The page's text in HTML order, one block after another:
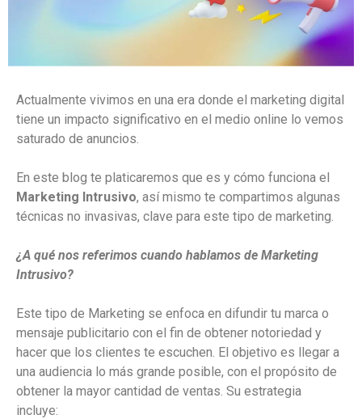
Actualmente vivimos en una era donde el marketing digital
tiene un impacto significativo en el medio online lo vemos
saturado de anuncios.
En este blog te platicaremos que es y cómo funciona el
Marketing Intrusivo, así mismo te compartimos algunas
técnicas no invasivas, clave para este tipo de marketing.
¿A qué nos referimos cuando hablamos de Marketing
Intrusivo?
Este tipo de Marketing se enfoca en difundir tu marca o
mensaje publicitario con el fin de obtener notoriedad y
hacer que los clientes te escuchen. El objetivo es llegar a
una audiencia lo más grande posible, con el propósito de
obtener la mayor cantidad de ventas. Su estrategia
incluye: